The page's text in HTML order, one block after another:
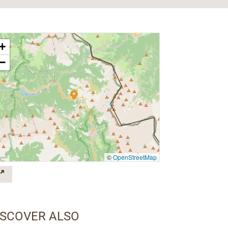
©OpenStreetMap
ALSO